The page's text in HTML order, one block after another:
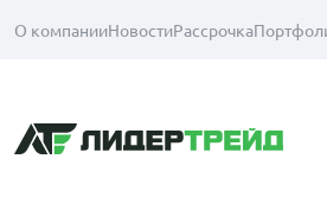
О компанииНовостиРассрочка